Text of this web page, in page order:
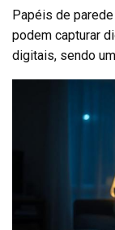
Papéis de
podem capturar
digitais, sendo